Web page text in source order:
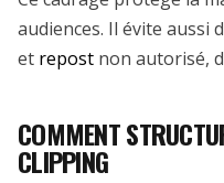
audiences. Il évite aussi
et repost non autorisé,
COMMENT
CLIPPING